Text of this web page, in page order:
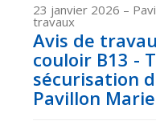
23 janvier 2026 –
travaux
Avis de
couloir B13 -
sécurisation
Pavillon